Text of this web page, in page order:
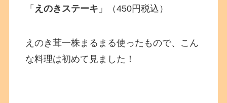
「 えのきステーキ 」（450円税込）
えのき茸一株まるまる使ったもので、こん
な料理は初めて見ました！